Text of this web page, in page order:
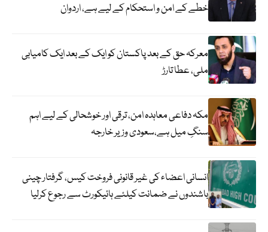
خطے کے امن و استحکام کے لیے ہے، اردوان
معرکہ حق کے بعد پاکستان کو ایک کے بعد ایک کامیابی
ملی، عطا تارڑ
مکہ دفاعی معاہدہ امن، ترقی اور خوشحالی کے لیے اہم
سنگِ میل ہے،سعودی وزیر خارجہ
انسانی اعضاء کی غیر قانونی فروخت کیس، گرفتار چینی
باشندوں نے ضمانت کیلئے ہائیکورٹ سے رجوع کرلیا